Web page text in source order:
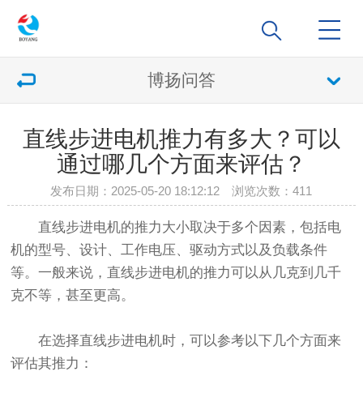
博扬问答
直线步进电机推力有多大？可以
通过哪几个方面来评估？
发布日期：2025-05-20 18:12:12 浏览次数：411
直线步进电机的推力大小取决于多个因素，包括电
机的型号、设计、工作电压、驱动方式以及负载条件
等。一般来说，直线步进电机的推力可以从几克到几千
克不等，甚至更高。
在选择直线步进电机时，可以参考以下几个方面来
评估其推力：